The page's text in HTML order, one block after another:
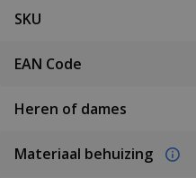
SKU
EAN Code
Heren of dames
Materiaal behuizing